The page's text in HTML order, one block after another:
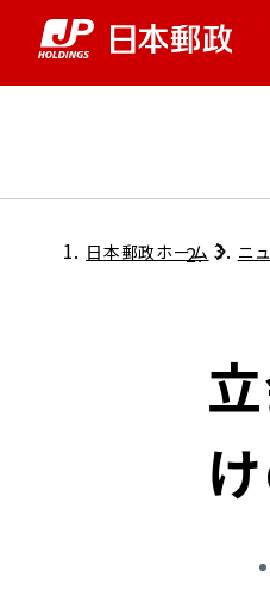
グループ情報
株主・投資家
個人投資家のみなさまへ
ニューストッ
サステナビリ
担当役員メッセージ
サステナビリティマネジメント
採用情報トッ
日本郵政ホーム ニ